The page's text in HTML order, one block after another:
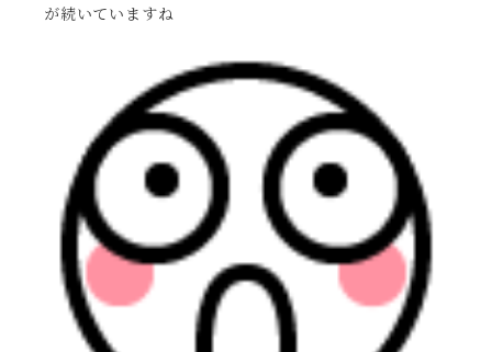
が続いていますね